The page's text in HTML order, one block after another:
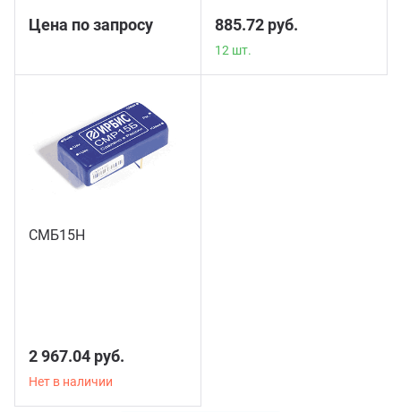
Цена по запросу 885.72 руб.
12 шт.
СМБ15Н
2 967.04 руб.
Нет в наличии